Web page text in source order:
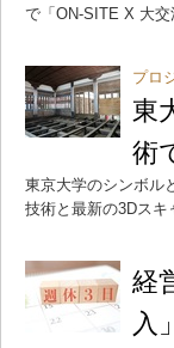
で「ON-SITE X 大交
プロ
東
術
東京大学のシンボル
技術と最新の3Dス
経
入